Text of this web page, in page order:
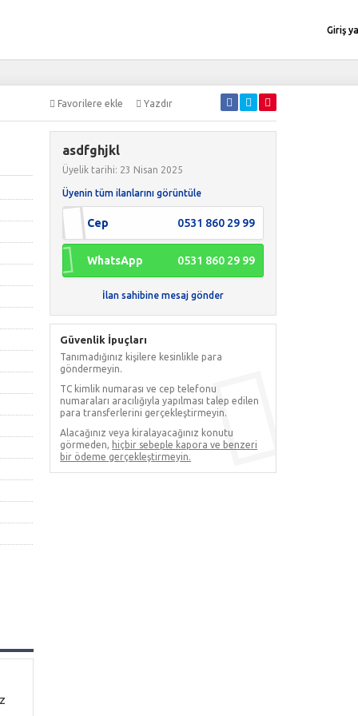
Giriş
Favorilere ekle Yazdır
asdfghjkl
Üyelik tarihi: 23 Nisan 2025
Üyenin tüm ilanlarını görüntüle
Cep 0531 860 29 99
WhatsApp 0531 860 29 99
İlan sahibine mesaj gönder
Güvenlik İpuçları
Tanımadığınız kişilere kesinlikle para
göndermeyin.
TC kimlik numarası ve cep telefonu
numaraları aracılığıyla yapılması talep edilen
para transferlerini gerçekleştirmeyin.
Alacağınız veya kiralayacağınız konutu
görmeden, hiçbir sebeple kapora ve benzeri
bir ödeme gerçekleştirmeyin.